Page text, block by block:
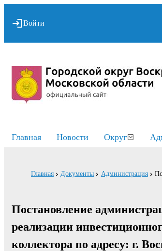
Войти
Главная Новости Округ
Главная Документы Администрация
Постановление
реализации
коллектора по адресу: г.